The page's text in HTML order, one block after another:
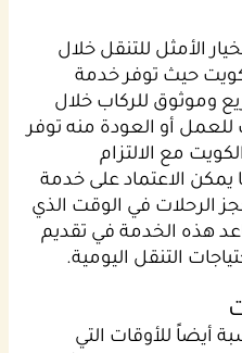
الأمثل للتنقل خلال
حيث توفر خدمة
وموثوق للركاب خلال
أو العودة منه توفر
مع الالتزام
يمكن الاعتماد على خدمة
الرحلات في الوقت الذي
هذه الخدمة في تقديم
التنقل اليومية.
أيضاً للأوقات التي